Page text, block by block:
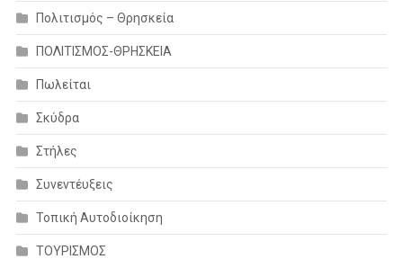
Πολιτισμός – Θρησκεία
ΠΟΛΙΤΙΣΜΟΣ-ΘΡΗΣΚΕΙΑ
Πωλείται
Σκύδρα
Στήλες
Συνεντέυξεις
Τοπική Αυτοδιοίκηση
ΤΟΥΡΙΣΜΟΣ